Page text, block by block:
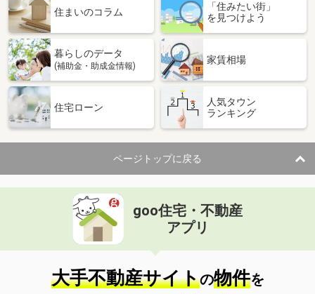
住まいのコラム
「住みたい街」
を見つけよう
暮らしのデータ
(補助金・助成金情報)
家賃相場
住宅ローン
人気タウン
ランキング
ページトップに戻る
goo住宅・不動産
アプリ
大手不動産サイトの物件を